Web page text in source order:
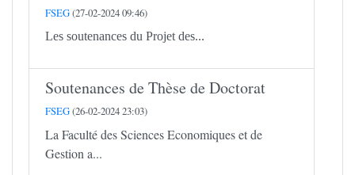
FSEG(27-02-2024 09:46)
Les soutenances du Projet des...
Soutenances de Thèse de Doctorat
FSEG(26-02-2024 23:03)
La Faculté des Sciences Economiques et de
Gestion a...